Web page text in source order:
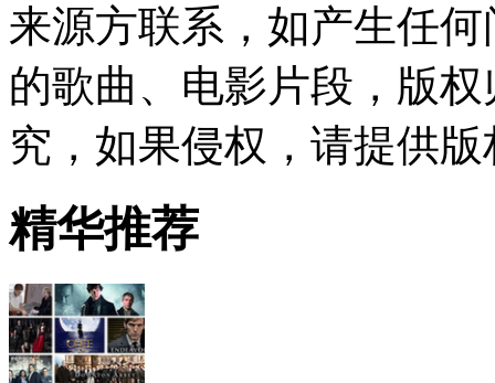
来源方联系，如产生任
的歌曲、电影片段，版
究，如果侵权，请提供
精华推荐